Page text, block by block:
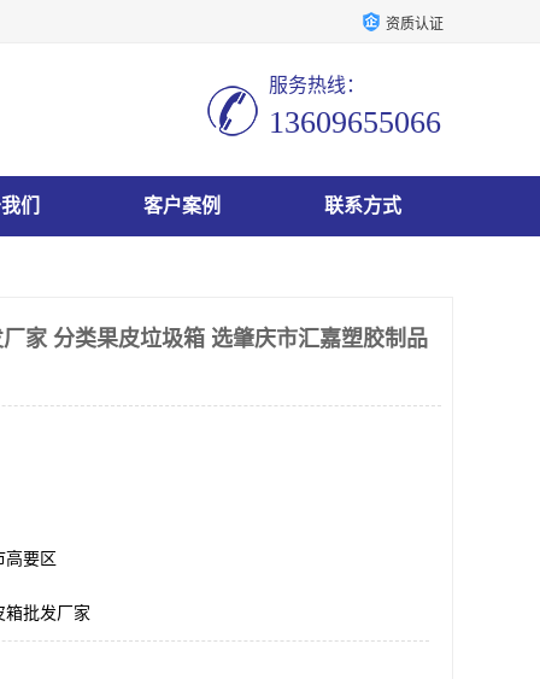
资质认证
服务热线：
13609655066
们 客户案例 联系方式
家 分类果皮垃圾箱 选肇庆市汇嘉塑胶制品
高要区
箱批发厂家